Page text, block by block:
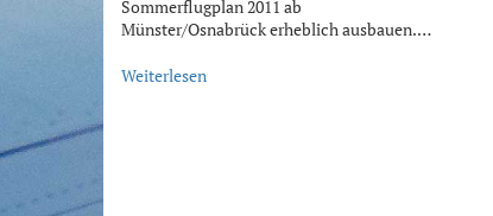
Sommerflugplan 2011 ab
Münster/Osnabrück erheblich ausbauen.…
Weiterlesen